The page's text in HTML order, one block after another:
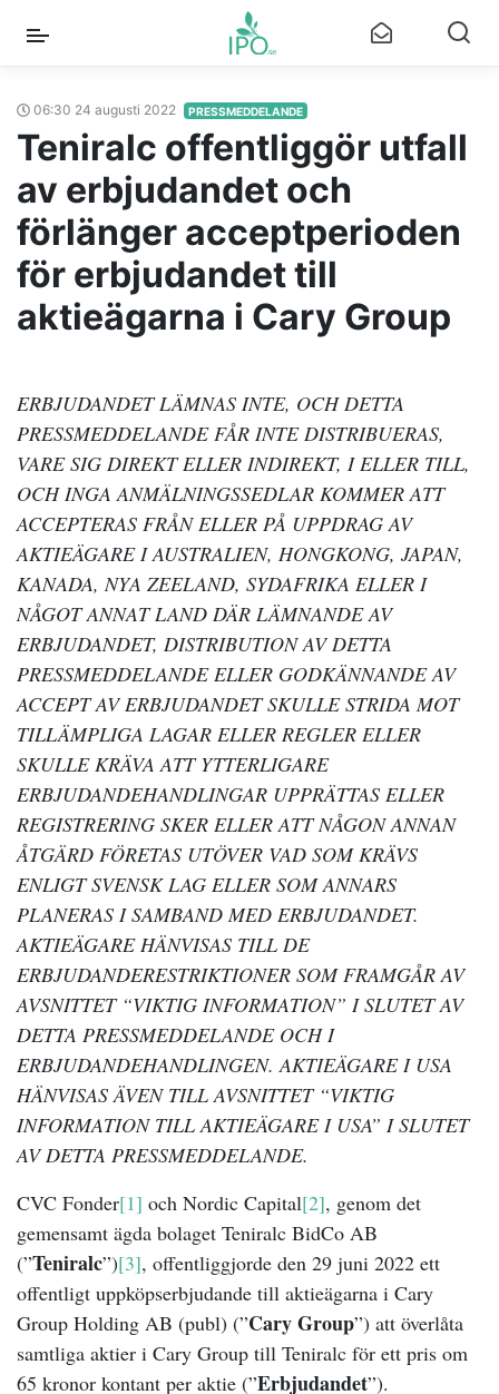
06:30 24 augusti 2022 PRESSMEDDELANDE
Teniralc offentliggör utfall
av erbjudandet och
förlänger acceptperioden
för erbjudandet till
aktieägarna i Cary Group
ERBJUDANDET LÄMNAS INTE, OCH DETTA
PRESSMEDDELANDE FÅR INTE DISTRIBUERAS,
VARE SIG DIREKT ELLER INDIREKT, I ELLER TILL,
OCH INGA ANMÄLNINGSSEDLAR KOMMER ATT
ACCEPTERAS FRÅN ELLER PÅ UPPDRAG AV
AKTIEÄGARE I AUSTRALIEN, HONGKONG, JAPAN,
KANADA, NYA ZEELAND, SYDAFRIKA ELLER I
NÅGOT ANNAT LAND DÄR LÄMNANDE AV
ERBJUDANDET, DISTRIBUTION AV DETTA
PRESSMEDDELANDE ELLER GODKÄNNANDE AV
ACCEPT AV ERBJUDANDET SKULLE STRIDA MOT
TILLÄMPLIGA LAGAR ELLER REGLER ELLER
SKULLE KRÄVA ATT YTTERLIGARE
ERBJUDANDEHANDLINGAR UPPRÄTTAS ELLER
REGISTRERING SKER ELLER ATT NÅGON ANNAN
ÅTGÄRD FÖRETAS UTÖVER VAD SOM KRÄVS
ENLIGT SVENSK LAG ELLER SOM ANNARS
PLANERAS I SAMBAND MED ERBJUDANDET.
AKTIEÄGARE HÄNVISAS TILL DE
ERBJUDANDERESTRIKTIONER SOM FRAMGÅR AV
AVSNITTET “VIKTIG INFORMATION” I SLUTET AV
DETTA PRESSMEDDELANDE OCH I
ERBJUDANDEHANDLINGEN. AKTIEÄGARE I USA
HÄNVISAS ÄVEN TILL AVSNITTET “VIKTIG
INFORMATION TILL AKTIEÄGARE I USA” I SLUTET
AV DETTA PRESSMEDDELANDE.
CVC Fonder[1] och Nordic Capital[2], genom det
gemensamt ägda bolaget Teniralc BidCo AB
(”Teniralc”)[3], offentliggjorde den 29 juni 2022 ett
offentligt uppköpserbjudande till aktieägarna i Cary
Group Holding AB (publ) (”Cary Group”) att överlåta
samtliga aktier i Cary Group till Teniralc för ett pris om
65 kronor kontant per aktie (”Erbjudandet”).